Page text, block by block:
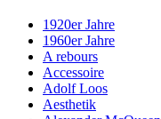
1920er Jahre
1960er Jahre
A rebours
Accessoire
Adolf Loos
Aesthetik